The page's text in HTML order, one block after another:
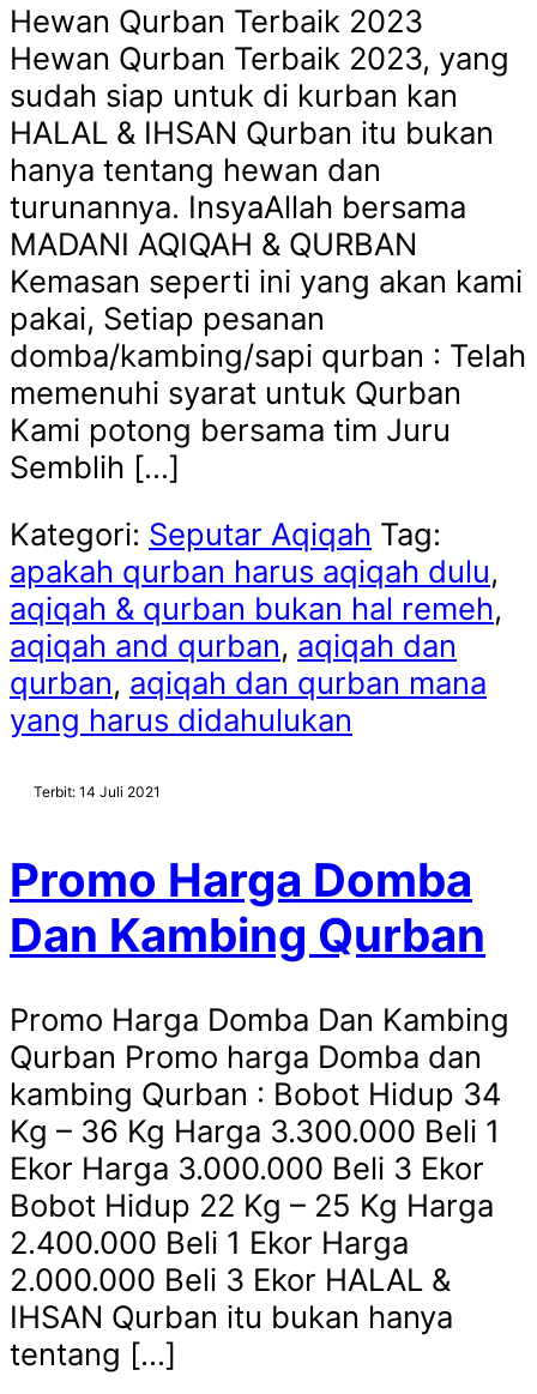
Hewan Qurban Terbaik 2023
Hewan Qurban Terbaik 2023, yang
sudah siap untuk di kurban kan
HALAL & IHSAN Qurban itu bukan
hanya tentang hewan dan
turunannya. InsyaAllah bersama
MADANI AQIQAH & QURBAN
Kemasan seperti ini yang akan kami
pakai, Setiap pesanan
domba/kambing/sapi qurban : Telah
memenuhi syarat untuk Qurban
Kami potong bersama tim Juru
Semblih […]
Kategori: Seputar Aqiqah Tag:
apakah qurban harus aqiqah dulu,
aqiqah & qurban bukan hal remeh,
aqiqah and qurban, aqiqah dan
qurban, aqiqah dan qurban mana
yang harus didahulukan
Terbit: 14 Juli 2021
Promo Harga Domba
Dan Kambing Qurban
Promo Harga Domba Dan Kambing
Qurban Promo harga Domba dan
kambing Qurban : Bobot Hidup 34
Kg – 36 Kg Harga 3.300.000 Beli 1
Ekor Harga 3.000.000 Beli 3 Ekor
Bobot Hidup 22 Kg – 25 Kg Harga
2.400.000 Beli 1 Ekor Harga
2.000.000 Beli 3 Ekor HALAL &
IHSAN Qurban itu bukan hanya
tentang […]